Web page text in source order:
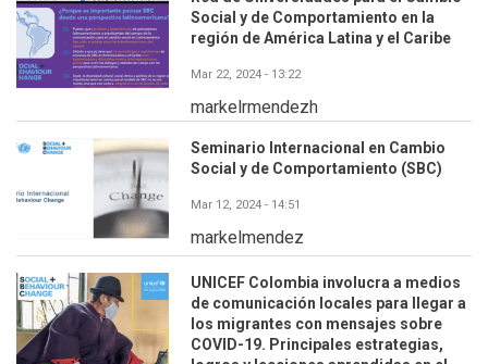
Social y de Comportamiento en la
región de América Latina y el Caribe
Mar 22, 2024 - 13:22
markelrmendezh
Seminario Internacional en Cambio
Social y de Comportamiento (SBC)
Mar 12, 2024 - 14:51
markelmendez
UNICEF Colombia involucra a medios
de comunicación locales para llegar a
los migrantes con mensajes sobre
COVID-19. Principales estrategias,